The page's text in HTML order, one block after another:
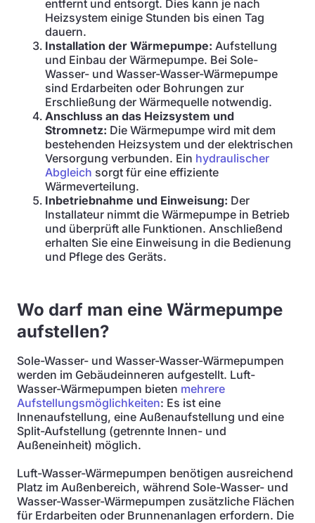
entfernt und entsorgt. Dies kann je nach
Heizsystem einige Stunden bis einen Tag
dauern.
Installation der Wärmepumpe: Aufstellung
und Einbau der Wärmepumpe. Bei Sole-
Wasser- und Wasser-Wasser-Wärmepumpe
sind Erdarbeiten oder Bohrungen zur
Erschließung der Wärmequelle notwendig.
Anschluss an das Heizsystem und
Stromnetz: Die Wärmepumpe wird mit dem
bestehenden Heizsystem und der elektrischen
Versorgung verbunden. Ein hydraulischer
Abgleich sorgt für eine effiziente
Wärmeverteilung.
Inbetriebnahme und Einweisung: Der
Installateur nimmt die Wärmepumpe in Betrieb
und überprüft alle Funktionen. Anschließend
erhalten Sie eine Einweisung in die Bedienung
und Pflege des Geräts.
Wo darf man eine Wärmepumpe
aufstellen?
Sole-Wasser- und Wasser-Wasser-Wärmepumpen
werden im Gebäudeinneren aufgestellt. Luft-
Wasser-Wärmepumpen bieten mehrere
Aufstellungsmöglichkeiten: Es ist eine
Innenaufstellung, eine Außenaufstellung und eine
Split-Aufstellung (getrennte Innen- und
Außeneinheit) möglich.
Luft-Wasser-Wärmepumpen benötigen ausreichend
Platz im Außenbereich, während Sole-Wasser- und
Wasser-Wasser-Wärmepumpen zusätzliche Flächen
für Erdarbeiten oder Brunnenanlagen erfordern. Die